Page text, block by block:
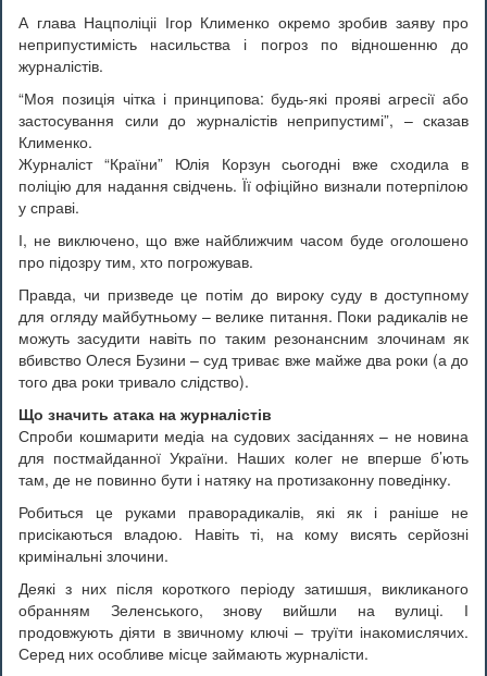
А глава Нацполіціі Ігор Клименко окремо зробив заяву про
неприпустимість насильства і погроз по відношенню до
журналістів.
“Моя позиція чітка і принципова: будь-які прояві агресії або
застосування сили до журналістів неприпустимі”, – сказав
Клименко.
Журналіст “Країни” Юлія Корзун сьогодні вже сходила в
поліцію для надання свідчень. Її офіційно визнали потерпілою
у справі.
І, не виключено, що вже найближчим часом буде оголошено
про підозру тим, хто погрожував.
Правда, чи призведе це потім до вироку суду в доступному
для огляду майбутньому – велике питання. Поки радикалів не
можуть засудити навіть по таким резонансним злочинам як
вбивство Олеся Бузини – суд триває вже майже два роки (а до
того два роки тривало слідство).
Що значить атака на журналістів
Спроби кошмарити медіа на судових засіданнях – не новина
для постмайданної України. Наших колег не вперше б’ють
там, де не повинно бути і натяку на протизаконну поведінку.
Робиться це руками праворадикалів, які як і раніше не
присікаються владою. Навіть ті, на кому висять серйозні
кримінальні злочини.
Деякі з них після короткого періоду затишшя, викликаного
обранням Зеленського, знову вийшли на вулиці. І
продовжують діяти в звичному ключі – труїти інакомислячих.
Серед них особливе місце займають журналісти.